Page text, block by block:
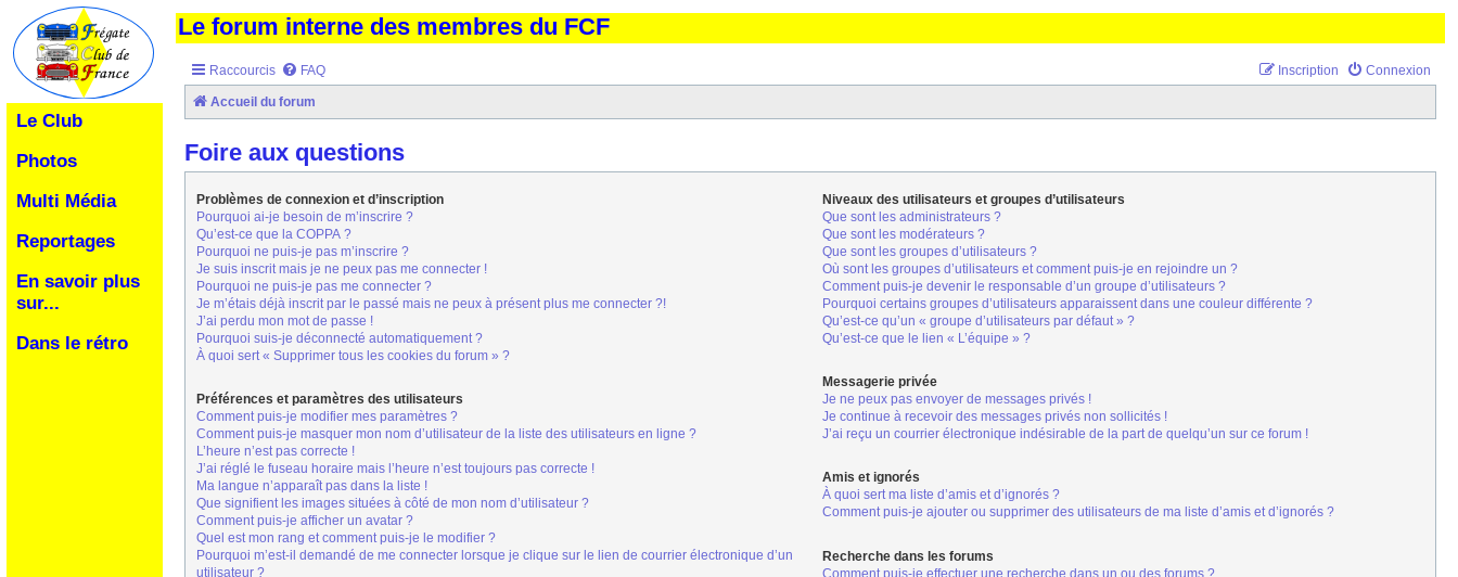
Le Club
Photos
Multi Média
Reportages
En savoir plus
sur...
Dans le rétro
Le forum interne des membres du FCF
Raccourcis FAQ Connexion
Inscription
Accueil du forum
Foire aux questions
Problèmes de connexion et d’inscription
Pourquoi ai-je besoin de m’inscrire ?
Qu’est-ce que la COPPA ?
Pourquoi ne puis-je pas m’inscrire ?
Je suis inscrit mais je ne peux pas me connecter !
Pourquoi ne puis-je pas me connecter ?
Je m’étais déjà inscrit par le passé mais ne peux à présent plus me connecter ?!
J’ai perdu mon mot de passe !
Pourquoi suis-je déconnecté automatiquement ?
À quoi sert « Supprimer tous les cookies du forum » ?
Préférences et paramètres des utilisateurs
Comment puis-je modifier mes paramètres ?
Comment puis-je masquer mon nom d’utilisateur de la liste des utilisateurs en ligne ?
L’heure n’est pas correcte !
J’ai réglé le fuseau horaire mais l’heure n’est toujours pas correcte !
Ma langue n’apparaît pas dans la liste !
Que signifient les images situées à côté de mon nom d’utilisateur ?
Comment puis-je afficher un avatar ?
Quel est mon rang et comment puis-je le modifier ?
Pourquoi m’est-il demandé de me connecter lorsque je clique sur le lien de courrier électronique d’un
utilisateur ?
Niveaux des utilisateurs et groupes d’utilisateurs
Que sont les administrateurs ?
Que sont les modérateurs ?
Que sont les groupes d’utilisateurs ?
Où sont les groupes d’utilisateurs et comment puis-je en rejoindre un ?
Comment puis-je devenir le responsable d’un groupe d’utilisateurs ?
Pourquoi certains groupes d’utilisateurs apparaissent dans une couleur différente ?
Qu’est-ce qu’un « groupe d’utilisateurs par défaut » ?
Qu’est-ce que le lien « L’équipe » ?
Messagerie privée
Je ne peux pas envoyer de messages privés !
Je continue à recevoir des messages privés non sollicités !
J’ai reçu un courrier électronique indésirable de la part de quelqu’un sur ce forum !
Amis et ignorés
À quoi sert ma liste d’amis et d’ignorés ?
Comment puis-je ajouter ou supprimer des utilisateurs de ma liste d’amis et d’ignorés ?
Recherche dans les forums
Comment puis-je effectuer une recherche dans un ou des forums ?